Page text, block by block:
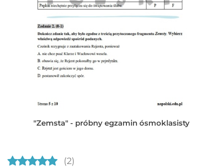
"Zemsta" - próbny egzamin ósmoklasisty
(2)